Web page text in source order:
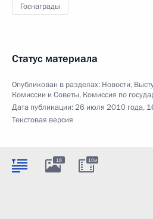
Госнаграды
Статус материала
Опубликован в разделах: Новости,
Комиссии и Советы, Комиссия по
Дата публикации:26 июля 2010 года,
Текстовая версия
18 10м